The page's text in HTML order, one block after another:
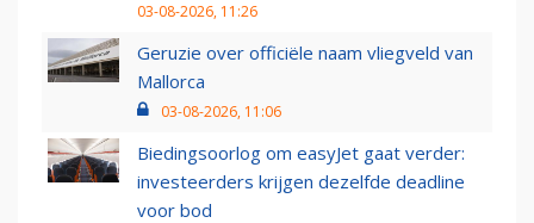
03-08-2026, 11:26
Geruzie over officiële naam vliegveld van
Mallorca
03-08-2026, 11:06
Biedingsoorlog om easyJet gaat verder:
investeerders krijgen dezelfde deadline
voor bod